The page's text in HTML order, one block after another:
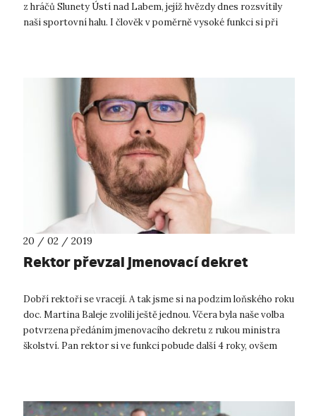
z hráčů Slunety Ústí nad Labem, jejíž hvězdy dnes rozsvítily
naši sportovní halu. I člověk v poměrně vysoké funkci si při
20 / 02 / 2019
Rektor převzal jmenovací dekret
Dobří rektoři se vracejí. A tak jsme si na podzim loňského roku
doc. Martina Baleje zvolili ještě jednou. Včera byla naše volba
potvrzena předáním jmenovacího dekretu z rukou ministra
školství. Pan rektor si ve funkci pobude další 4 roky, ovšem